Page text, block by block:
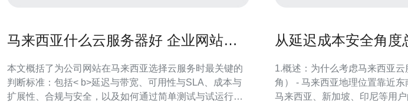
马来西亚什么云服务器好 企业网站选
本文概括了为公司网站在马来西亚选择云服务时最关键的
判断标准：包括< b>延迟与带宽、可用性与SLA、成本与
扩展性、合规与安全，以及如何通过简单测试与试运行做
从延迟成本安全角度
1.概述：为什么考虑马来西亚
角） - 马来西亚地理位置靠近
马来西亚、新加坡、印尼等用